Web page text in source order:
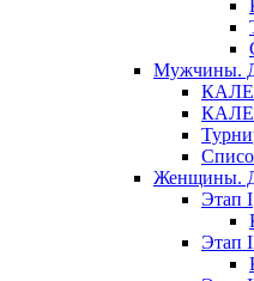
Мужчины.
Женщины.
Этап I
Этап